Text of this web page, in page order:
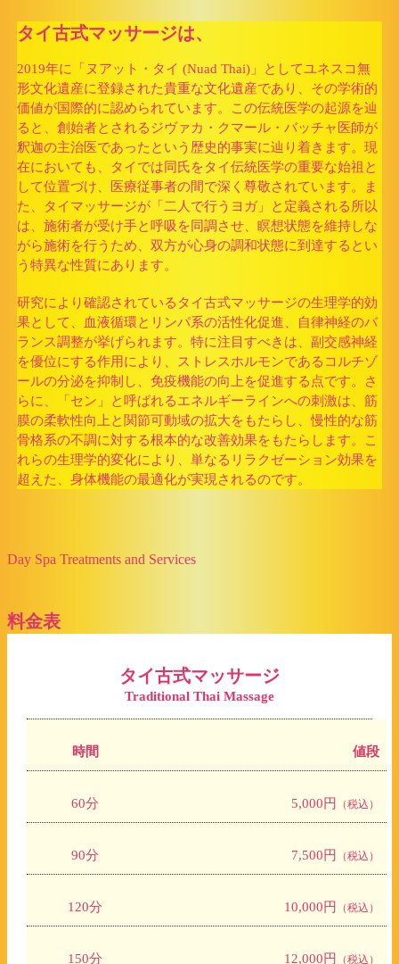
タイ古式マッサージは、
2019年に「ヌアット・タイ (Nuad Thai)」としてユネスコ無
形文化遺産に登録された貴重な文化遺産であり、その学術的
価値が国際的に認められています。この伝統医学の起源を辿
ると、創始者とされるジヴァカ・クマール・バッチャ医師が
釈迦の主治医であったという歴史的事実に辿り着きます。現
在においても、タイでは同氏をタイ伝統医学の重要な始祖と
して位置づけ、医療従事者の間で深く尊敬されています。ま
た、タイマッサージが「二人で行うヨガ」と定義される所以
は、施術者が受け手と呼吸を同調させ、瞑想状態を維持しな
がら施術を行うため、双方が心身の調和状態に到達するとい
う特異な性質にあります。
研究により確認されているタイ古式マッサージの生理学的効
果として、血液循環とリンパ系の活性化促進、自律神経のバ
ランス調整が挙げられます。特に注目すべきは、副交感神経
を優位にする作用により、ストレスホルモンであるコルチゾ
ールの分泌を抑制し、免疫機能の向上を促進する点です。さ
らに、「セン」と呼ばれるエネルギーラインへの刺激は、筋
膜の柔軟性向上と関節可動域の拡大をもたらし、慢性的な筋
骨格系の不調に対する根本的な改善効果をもたらします。こ
れらの生理学的変化により、単なるリラクゼーション効果を
超えた、身体機能の最適化が実現されるのです。
Day Spa Treatments and Services
料金表
タイ古式マッサージ
Traditional Thai Massage
時間 値段
60分 5,000円 （税込）
90分 7,500円 （税込）
120分 10,000円 （税込）
150分 12,000円 （税込）